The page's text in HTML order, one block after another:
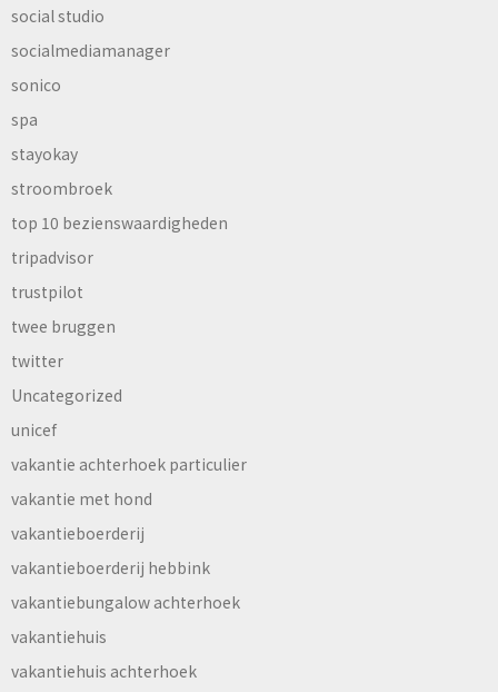
social studio
socialmediamanager
sonico
spa
stayokay
stroombroek
top 10 bezienswaardigheden
tripadvisor
trustpilot
twee bruggen
twitter
Uncategorized
unicef
vakantie achterhoek particulier
vakantie met hond
vakantieboerderij
vakantieboerderij hebbink
vakantiebungalow achterhoek
vakantiehuis
vakantiehuis achterhoek